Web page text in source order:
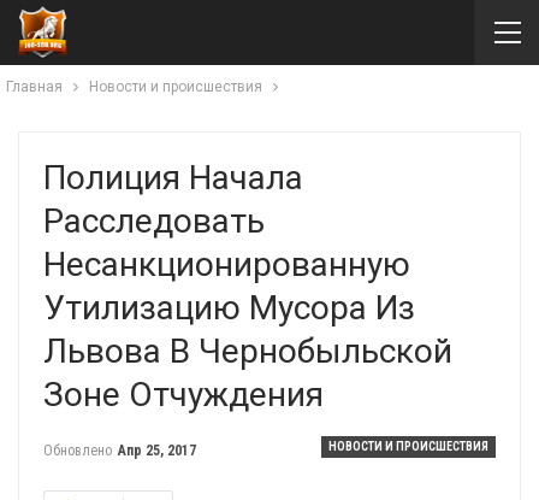
Главная Новости и происшествия
Полиция Начала
Расследовать
Несанкционированную
Утилизацию Мусора Из
Львова В Чернобыльской
Зоне Отчуждения
НОВОСТИ И ПРОИСШЕСТВИЯ
Обновлено Апр 25, 2017